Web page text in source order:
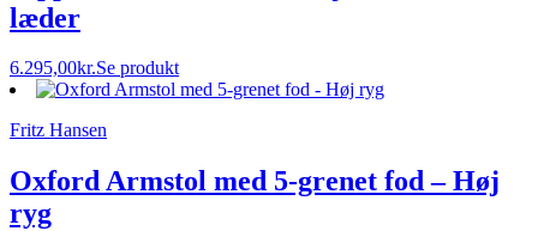
læder
6.295,00kr.Se produkt
Fritz Hansen
Oxford Armstol med 5-grenet fod – Høj
ryg